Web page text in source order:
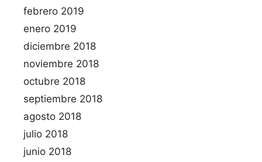
febrero 2019
enero 2019
diciembre 2018
noviembre 2018
octubre 2018
septiembre 2018
agosto 2018
julio 2018
junio 2018